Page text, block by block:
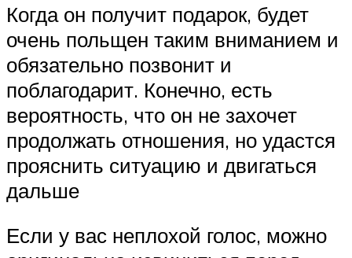
Когда он получит подарок, будет
очень польщен таким вниманием и
обязательно позвонит и
поблагодарит. Конечно, есть
вероятность, что он не захочет
продолжать отношения, но удастся
прояснить ситуацию и двигаться
дальше
Если у вас неплохой голос, можно